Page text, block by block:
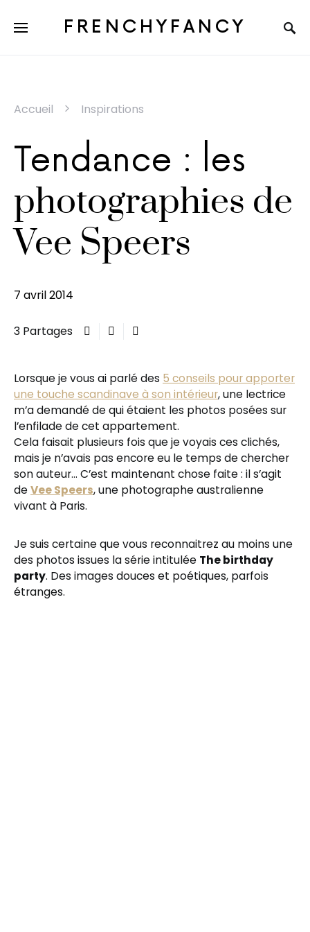
FRENCHYFANCY
Accueil Inspirations
Tendance : les
photographies de
Vee Speers
7 avril 2014
3 Partages
Lorsque je vous ai parlé des 5 conseils pour apporter
une touche scandinave à son intérieur, une lectrice
m’a demandé de qui étaient les photos posées sur
l’enfilade de cet appartement.
Cela faisait plusieurs fois que je voyais ces clichés,
mais je n’avais pas encore eu le temps de chercher
son auteur… C’est maintenant chose faite : il s’agit
deVee Speers, une photographe australienne
vivant à Paris.
Je suis certaine que vous reconnaitrez au moins une
des photos issues la série intitulée The birthday
party. Des images douces et poétiques, parfois
étranges.